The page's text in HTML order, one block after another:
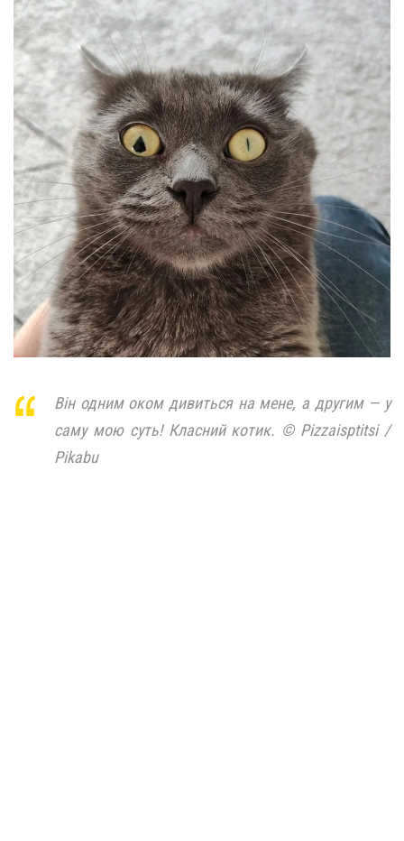
Він одним оком дивиться на мене, а другим — у
саму мою суть! Класний котик. © Pizzaisptitsi /
Pikabu